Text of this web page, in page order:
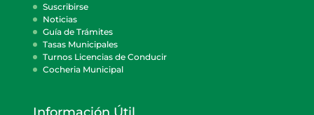
Suscribirse
Noticias
Guía de Trámites
Tasas Municipales
Turnos Licencias de Conducir
Cocheria Municipal